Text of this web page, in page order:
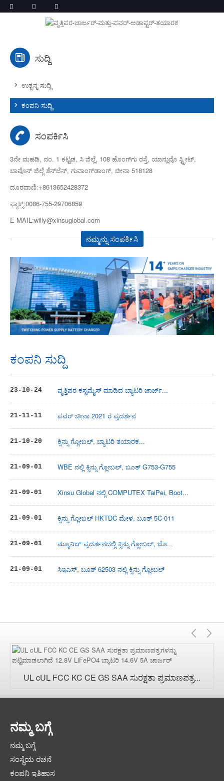
ಸುದ್ದಿ
ಉತ್ಪನ್ನ ಸುದ್ದಿ
ಕಂಪನಿ ಸುದ್ದಿ
ಸಂಪರ್ಕಿಸಿ
3ನೇ ಮಹಡಿ, ನಂ. 1 ಕಟ್ಟಡ, ಸಿ ಜಿಲ್ಲೆ, 108 ಹೊಂಗ್‌ಗು ರಸ್ತೆ, ಯಾನ್ಲುವೊ ಸ್ಟ್ರೀಟ್,
ಬಾವೊನ್ ಜಿಲ್ಲೆ ಶೆನ್‌ಜೆನ್, ಗುವಾಂಗ್‌ಡಾಂಗ್, ಚೀನಾ 518128
ದೂರವಾಣಿ:+8613652428372
ಫ್ಯಾಕ್ಸ್:0086-755-29706859
E-MAIL:willy@xinsuglobal.com
ನಮ್ಮನ್ನು ಸಂಪರ್ಕಿಸಿ
ಕಂಪನಿ ಸುದ್ದಿ
23-10-24 ವೃತ್ತಿಪರ ಕಸ್ಟಮೈಸ್ ಮಾಡಿದ ಬ್ಯಾಟರಿ ಚಾರ್ಜ್...
21-11-11 ಪವರ್ ಚೀನಾ 2021 ರ ಪ್ರದರ್ಶನ
21-10-20 ಕ್ಸಿನ್ಸು ಗ್ಲೋಬಲ್, ಬ್ಯಾಟರಿ ತಯಾರಕ...
21-09-01 WBE ನಲ್ಲಿ ಕ್ಸಿನ್ಸು ಗ್ಲೋಬಲ್, ಬೂತ್ G753-G755
21-09-01 Xinsu Global ನಲ್ಲಿ COMPUTEX TaiPei, Boot...
21-09-01 ಕ್ಸಿನ್ಸು ಗ್ಲೋಬಲ್ HKTDC ಮೇಳ, ಬೂತ್ 5C-011
21-09-01 ಮ್ಯೂನಿಚ್ ಪ್ರದರ್ಶನದಲ್ಲಿ ಕ್ಸಿನ್ಸು ಗ್ಲೋಬಲ್, ಬೊ...
21-09-01 ಸಿಇಎಸ್, ಬೂತ್ 62503 ನಲ್ಲಿ ಕ್ಸಿನ್ಸು ಗ್ಲೋಬಲ್
UL cUL FCC KC CE GS SAA ಸುರಕ್ಷತಾ ಪ್ರಮಾಣಪತ್ರ...
ನಮ್ಮ ಬಗ್ಗೆ
ನಮ್ಮ ಬಗ್ಗೆ
ಸಂಸ್ಥೆಯ ರಚನೆ
ಕಂಪನಿ ಇತಿಹಾಸ